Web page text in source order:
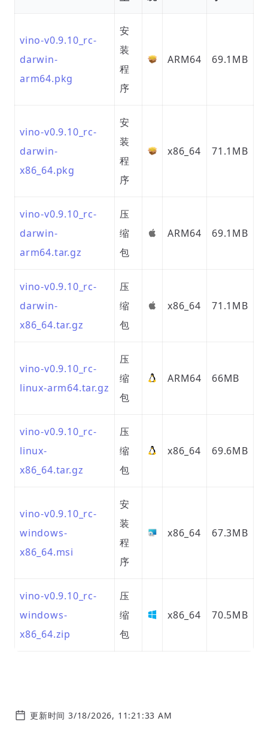
vino-v0.9.10_rc-
darwin-
arm64.pkg
安
装
程
序
ARM64 69.1MB
vino-v0.9.10_rc-
darwin-
x86_64.pkg
安
装
程
序
x86_64 71.1MB
vino-v0.9.10_rc-
darwin-
arm64.tar.gz
压
缩
包
ARM64 69.1MB
vino-v0.9.10_rc-
darwin-
x86_64.tar.gz
压
缩
包
x86_64 71.1MB
vino-v0.9.10_rc-
linux-arm64.tar.gz
压
缩
包
ARM64 66MB
vino-v0.9.10_rc-
linux-
x86_64.tar.gz
压
缩
包
x86_64 69.6MB
vino-v0.9.10_rc-
windows-
x86_64.msi
安
装
程
序
x86_64 67.3MB
vino-v0.9.10_rc-
windows-
x86_64.zip
压
缩
包
x86_64 70.5MB
更新时间 3/18/2026, 11:21:33 AM